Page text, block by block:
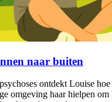
naar buiten
ontdekt Louise
omgeving haar hielpen om